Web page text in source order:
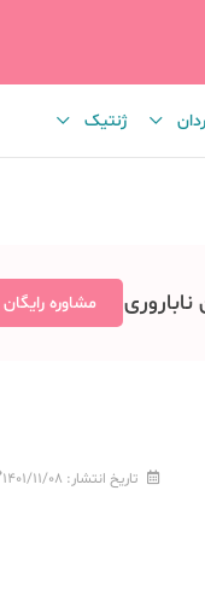
ژنتیک
مشاوره رایگان
تاریخ انتشار: ۱۴۰۱/۱۱/۰۸